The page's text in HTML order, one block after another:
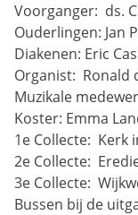
Voorganger: ds.
Ouderlingen: Jan
Diakenen: Eric
Organist: Ronald
Muzikale
Koster: Emma
1e Collecte: Kerk
2e Collecte:
3e Collecte:
Bussen bij de